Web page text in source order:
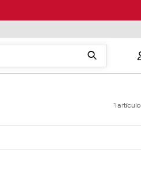
1 artículo